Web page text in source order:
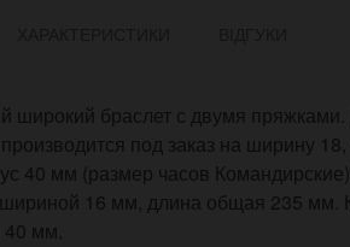
широкий браслет с двумя
под заказ на ширину
40 мм (размер часов
16 мм, длина общая 235 мм.
40 мм.